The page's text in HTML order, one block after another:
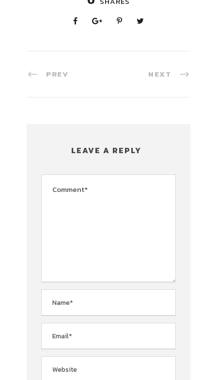
PREV NEXT
LEAVE A REPLY